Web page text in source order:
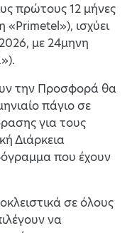
πρώτους 12 μήνες
«Primetel»), ισχύει
με 24μηνη
την Προσφορά θα
πάγιο σε
για τους
Διάρκεια
που έχουν
σε όλους
να